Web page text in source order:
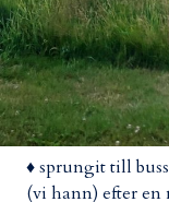
♦ sprungit till
(vi hann) efter en